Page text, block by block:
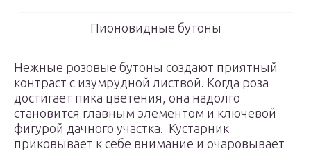
Пионовидные бутоны
Нежные розовые бутоны создают приятный
контраст с изумрудной листвой. Когда роза
достигает пика цветения, она надолго
становится главным элементом и ключевой
фигурой дачного участка. Кустарник
приковывает к себе внимание и очаровывает